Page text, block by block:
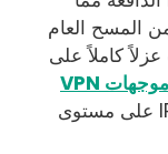
المسح العام
كاملاً على
موجهات VPN
IPsec على مستوى